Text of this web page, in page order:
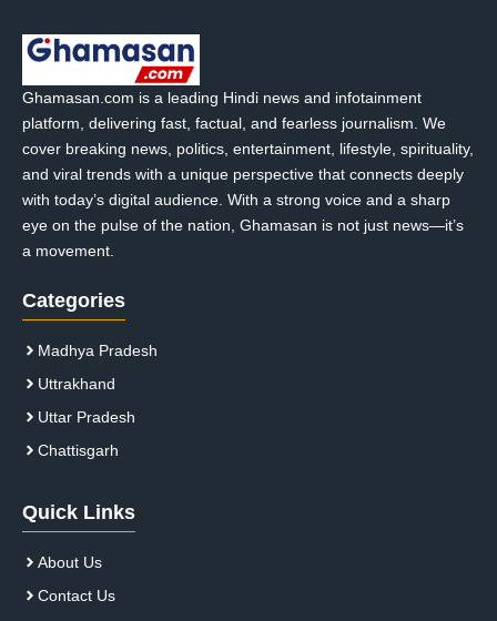
Ghamasan.com is a leading Hindi news and infotainment
platform, delivering fast, factual, and fearless journalism. We
cover breaking news, politics, entertainment, lifestyle, spirituality,
and viral trends with a unique perspective that connects deeply
with today’s digital audience. With a strong voice and a sharp
eye on the pulse of the nation, Ghamasan is not just news—it’s
a movement.
Categories
Madhya Pradesh
Uttrakhand
Uttar Pradesh
Chattisgarh
Quick Links
About Us
Contact Us